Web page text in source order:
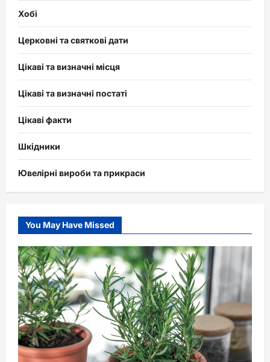
Хобі
Церковні та святкові дати
Цікаві та визначні місця
Цікаві та визначні постаті
Цікаві факти
Шкідники
Ювелірні вироби та прикраси
You May Have Missed